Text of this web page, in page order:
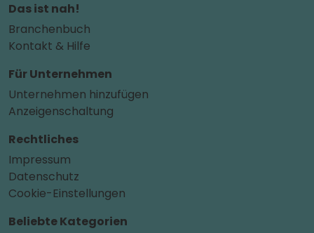
Das ist nah!
Branchenbuch
Kontakt & Hilfe
Für Unternehmen
Unternehmen hinzufügen
Anzeigenschaltung
Rechtliches
Impressum
Datenschutz
Cookie-Einstellungen
Beliebte Kategorien